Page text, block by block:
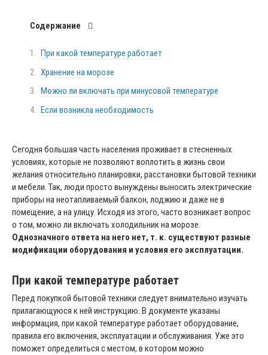
Содержание
При какой температуре работает
Хранение на морозе
Можно ли включать при минусовой температуре
Если возникла необходимость
Сегодня большая часть населения проживает в стесненных
условиях, которые не позволяют воплотить в жизнь свои
желания относительно планировки, расстановки бытовой техники
и мебели. Так, люди просто вынуждены выносить электрические
приборы на неотапливаемый балкон, лоджию и даже не в
помещение, а на улицу. Исходя из этого, часто возникает вопрос
о том, можно ли включать холодильник на морозе.
Однозначного ответа на него нет, т. к. существуют разные
модификации оборудования и условия его эксплуатации.
При какой температуре работает
Перед покупкой бытовой техники следует внимательно изучать
прилагающуюся к ней инструкцию. В документе указаны
информация, при какой температуре работает оборудование,
правила его включения, эксплуатации и обслуживания. Уже это
поможет определиться с местом, в котором можно